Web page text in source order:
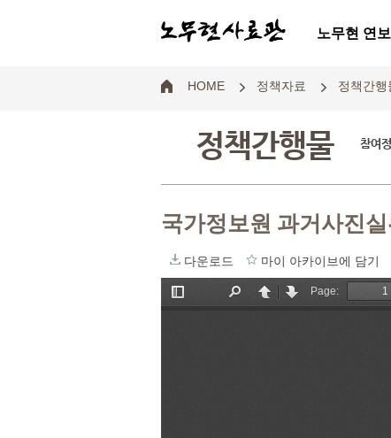
노무현 연보
HOME 정책자료 정책간행
정책간행물 참여
국가정보원 과거사진
다운로드 마이 아카이브에 담기